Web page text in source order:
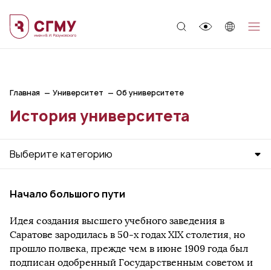
Главная Университет Об университете
История университета
Выберите категорию
Начало большого пути
Идея создания высшего учебного заведения в
Саратове зародилась в 50-х годах XIX столетия, но
прошло полвека, прежде чем в июне 1909 года был
подписан одобренный Государственным советом и